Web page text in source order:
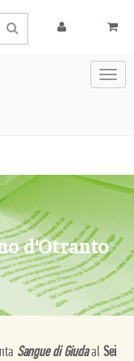
d'Otranto
Sangue di Giudaal Sei